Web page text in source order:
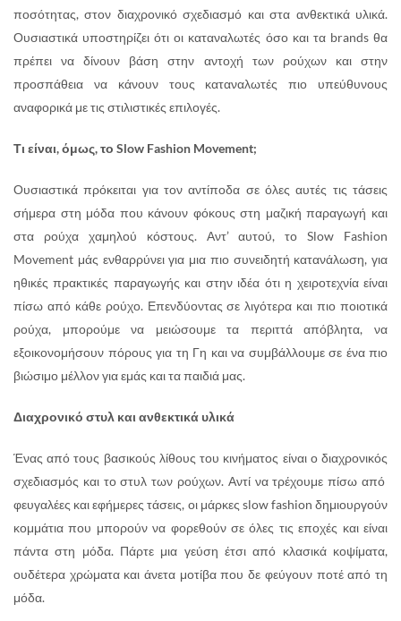
ποσότητας, στον διαχρονικό σχεδιασμό και στα ανθεκτικά υλικά.
Ουσιαστικά υποστηρίζει ότι οι καταναλωτές όσο και τα brands θα
πρέπει να δίνουν βάση στην αντοχή των ρούχων και στην
προσπάθεια να κάνουν τους καταναλωτές πιο υπεύθυνους
αναφορικά με τις στιλιστικές επιλογές.
Τι είναι, όμως, το Slow Fashion Movement;
Ουσιαστικά πρόκειται για τον αντίποδα σε όλες αυτές τις τάσεις
σήμερα στη μόδα που κάνουν φόκους στη μαζική παραγωγή και
στα ρούχα χαμηλού κόστους. Αντ’ αυτού, το Slow Fashion
Movement μάς ενθαρρύνει για μια πιο συνειδητή κατανάλωση, για
ηθικές πρακτικές παραγωγής και στην ιδέα ότι η χειροτεχνία είναι
πίσω από κάθε ρούχο. Επενδύοντας σε λιγότερα και πιο ποιοτικά
ρούχα, μπορούμε να μειώσουμε τα περιττά απόβλητα, να
εξοικονομήσουν πόρους για τη Γη και να συμβάλλουμε σε ένα πιο
βιώσιμο μέλλον για εμάς και τα παιδιά μας.
Διαχρονικό στυλ και ανθεκτικά υλικά
Ένας από τους βασικούς λίθους του κινήματος είναι ο διαχρονικός
σχεδιασμός και το στυλ των ρούχων. Αντί να τρέχουμε πίσω από
φευγαλέες και εφήμερες τάσεις, οι μάρκες slow fashion δημιουργούν
κομμάτια που μπορούν να φορεθούν σε όλες τις εποχές και είναι
πάντα στη μόδα. Πάρτε μια γεύση έτσι από κλασικά κοψίματα,
ουδέτερα χρώματα και άνετα μοτίβα που δε φεύγουν ποτέ από τη
μόδα.